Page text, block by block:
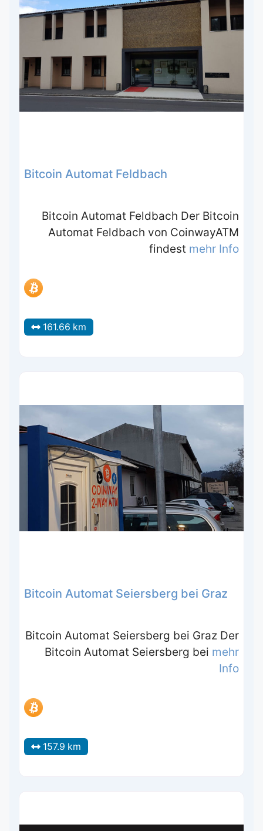
Bitcoin Automat Feldbach
Bitcoin Automat Feldbach Der Bitcoin
Automat Feldbach von CoinwayATM
findest mehr Info
161.66 km
Bitcoin Automat Seiersberg bei Graz
Bitcoin Automat Seiersberg bei Graz Der
Bitcoin Automat Seiersberg bei mehr
Info
157.9 km